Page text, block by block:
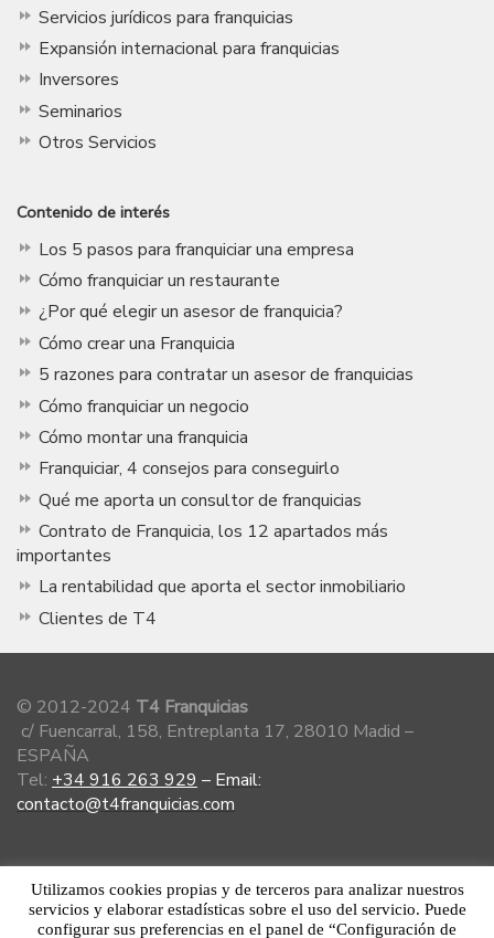
Servicios jurídicos para franquicias
Expansión internacional para franquicias
Inversores
Seminarios
Otros Servicios
Contenido de interés
Los 5 pasos para franquiciar una empresa
Cómo franquiciar un restaurante
¿Por qué elegir un asesor de franquicia?
Cómo crear una Franquicia
5 razones para contratar un asesor de franquicias
Cómo franquiciar un negocio
Cómo montar una franquicia
Franquiciar, 4 consejos para conseguirlo
Qué me aporta un consultor de franquicias
Contrato de Franquicia, los 12 apartados más
importantes
La rentabilidad que aporta el sector inmobiliario
Clientes de T4
© 2012-2024 T4 Franquicias
c/ Fuencarral, 158, Entreplanta 17, 28010 Madid –
ESPAÑA
Tel: +34 916 263 929 – Email:
contacto@t4franquicias.com
Miembro de la Asociación Española de
Franquiciadores
Utilizamos cookies propias y de terceros para analizar nuestros
servicios y elaborar estadísticas sobre el uso del servicio. Puede
configurar sus preferencias en el panel de “Configuración de